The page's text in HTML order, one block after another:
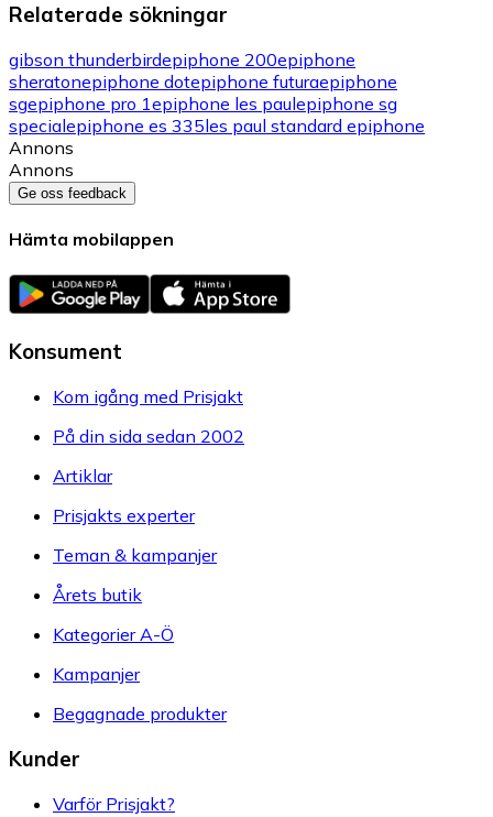
Relaterade sökningar
gibson thunderbirdepiphone 200epiphone
sheratonepiphone dotepiphone futuraepiphone
sgepiphone pro 1epiphone les paulepiphone sg
specialepiphone es 335les paul standard epiphone
Annons
Annons
Ge oss feedback
Hämta mobilappen
Konsument
Kom igång med Prisjakt
På din sida sedan 2002
Artiklar
Prisjakts experter
Teman & kampanjer
Årets butik
Kategorier A-Ö
Kampanjer
Begagnade produkter
Kunder
Varför Prisjakt?